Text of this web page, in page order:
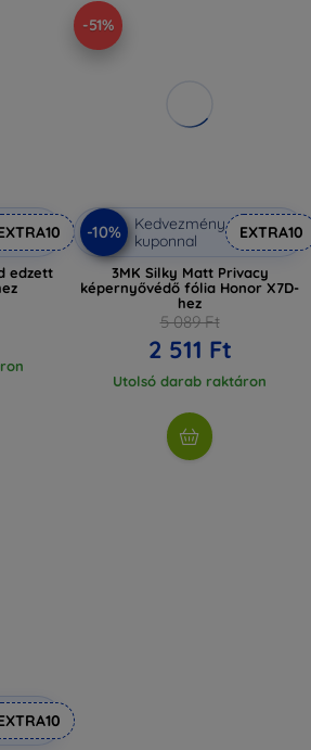
edzett
-51%
-10%
Kedvezmény
kuponnal
EXTRA10
3MK Silky Matt Privacy
képernyővédő fólia Honor X7D-
hez
5 089 Ft
2 511 Ft
Utolsó darab raktáron